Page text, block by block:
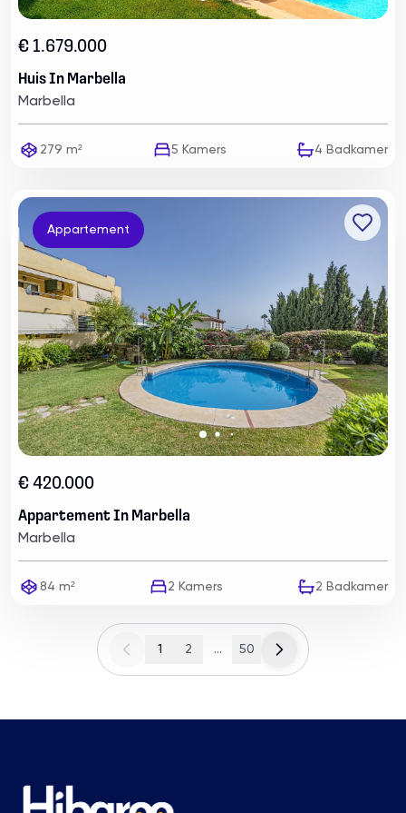
€ 1.679.000
Huis In Marbella
Marbella
279 m² 5 Kamers 4 Badkamer
Appartement
€ 420.000
Appartement In Marbella
Marbella
84 m² 2 Kamers 2 Badkamer
1 2 ... 50